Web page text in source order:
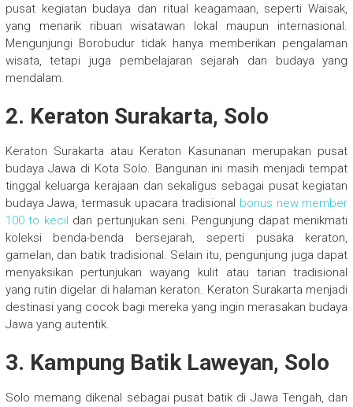
pusat kegiatan budaya dan ritual keagamaan, seperti Waisak,
yang menarik ribuan wisatawan lokal maupun internasional.
Mengunjungi Borobudur tidak hanya memberikan pengalaman
wisata, tetapi juga pembelajaran sejarah dan budaya yang
mendalam.
2. Keraton Surakarta, Solo
Keraton Surakarta atau Keraton Kasunanan merupakan pusat
budaya Jawa di Kota Solo. Bangunan ini masih menjadi tempat
tinggal keluarga kerajaan dan sekaligus sebagai pusat kegiatan
budaya Jawa, termasuk upacara tradisional bonus new member
100 to kecil dan pertunjukan seni. Pengunjung dapat menikmati
koleksi benda-benda bersejarah, seperti pusaka keraton,
gamelan, dan batik tradisional. Selain itu, pengunjung juga dapat
menyaksikan pertunjukan wayang kulit atau tarian tradisional
yang rutin digelar di halaman keraton. Keraton Surakarta menjadi
destinasi yang cocok bagi mereka yang ingin merasakan budaya
Jawa yang autentik.
3. Kampung Batik Laweyan, Solo
Solo memang dikenal sebagai pusat batik di Jawa Tengah, dan